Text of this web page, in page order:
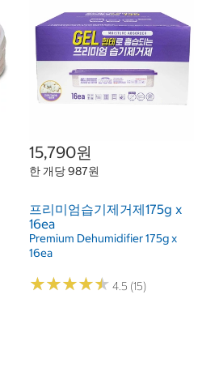
15,790원
한 개당 987원
프리미엄습기제거제175g x
16ea
Premium Dehumidifier 175g x
16ea
★★★★★
★★★★★ 4.5 (15)